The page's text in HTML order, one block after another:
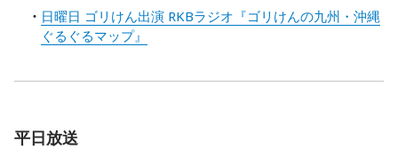
日曜日 ゴリけん出演 RKBラジオ『ゴリけんの九州・沖縄
ぐるぐるマップ』
平日放送